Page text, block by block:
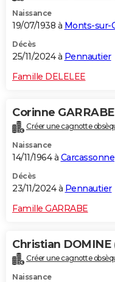
Naissance
19/07/1938 à Monts-sur-
Décès
25/11/2024 à Pennautier
Famille DELELEE
Corinne GARRABE
Créer une cagnotte
Naissance
14/11/1964 à Carcassonne
Décès
23/11/2024 à Pennautier
Famille GARRABE
Christian DOMINE
Créer une cagnotte
Naissance